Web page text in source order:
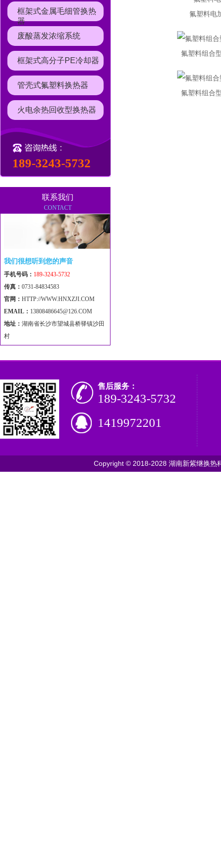
框架式金属毛细管换热
器
废酸蒸发浓缩系统
框架式高分子PE冷却器
管壳式氟塑料换热器
火电余热回收型换热器
189-3243-5732
联系我们
CONTACT
我们很想听到您的声音
手机号码： 189-3243-5732
传真： 0731-84834583
官网： HTTP://WWW.HNXZJI.COM
EMAIL： 13808486645@126.COM
地址： 湖南省长沙市望城县桥驿镇沙田
村
氟塑料电
氟塑料组合
氟塑料组合
售后服务：
189-3243-5732
1419972201
Copyright © 2018-2028 湖南新紫继换热